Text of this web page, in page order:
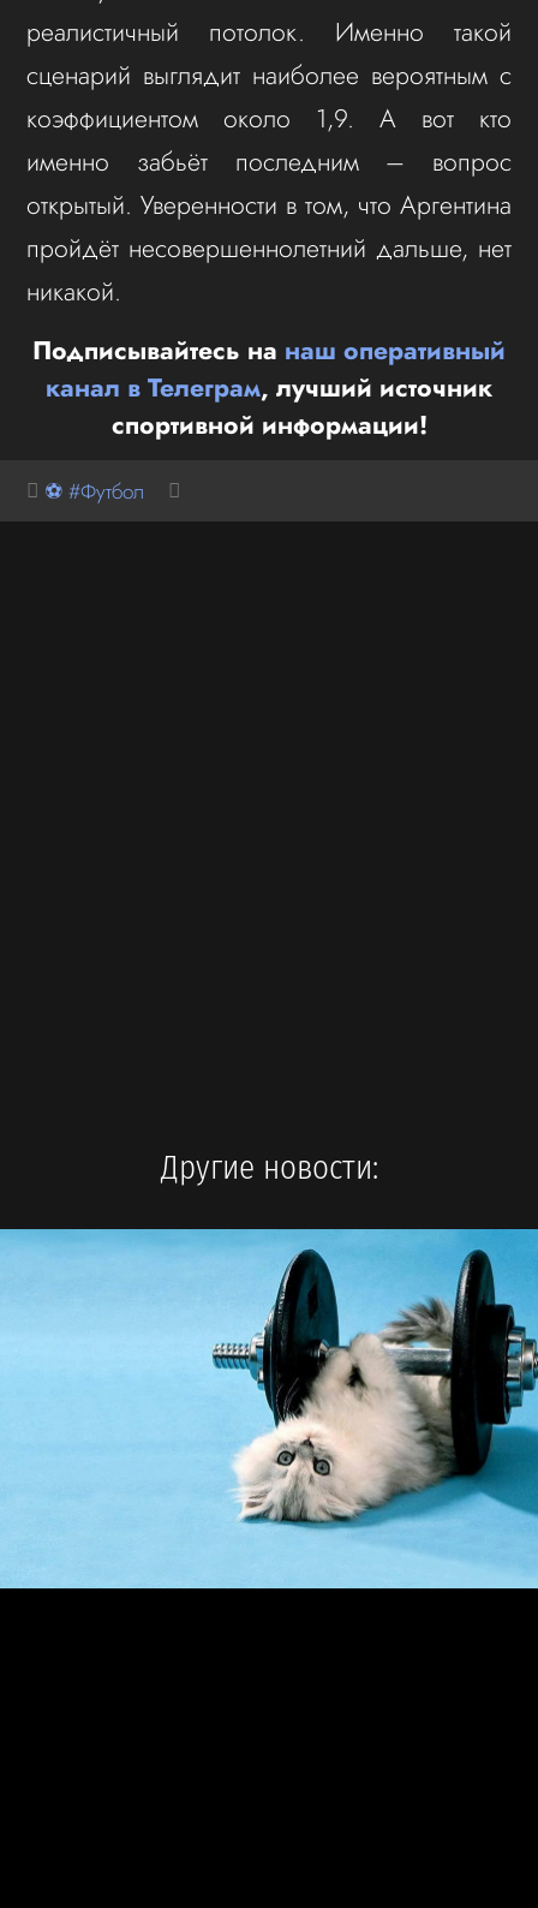
реалистичный потолок. Именно такой
сценарий выглядит наиболее вероятным с
коэффициентом около 1,9. А вот кто
именно забьёт последним – вопрос
открытый. Уверенности в том, что Аргентина
пройдёт несовершеннолетний дальше, нет
никакой.
Подписывайтесь на наш оперативный
канал в Телеграм, лучший источник
спортивной информации!
⚽ #Футбол
Другие новости: